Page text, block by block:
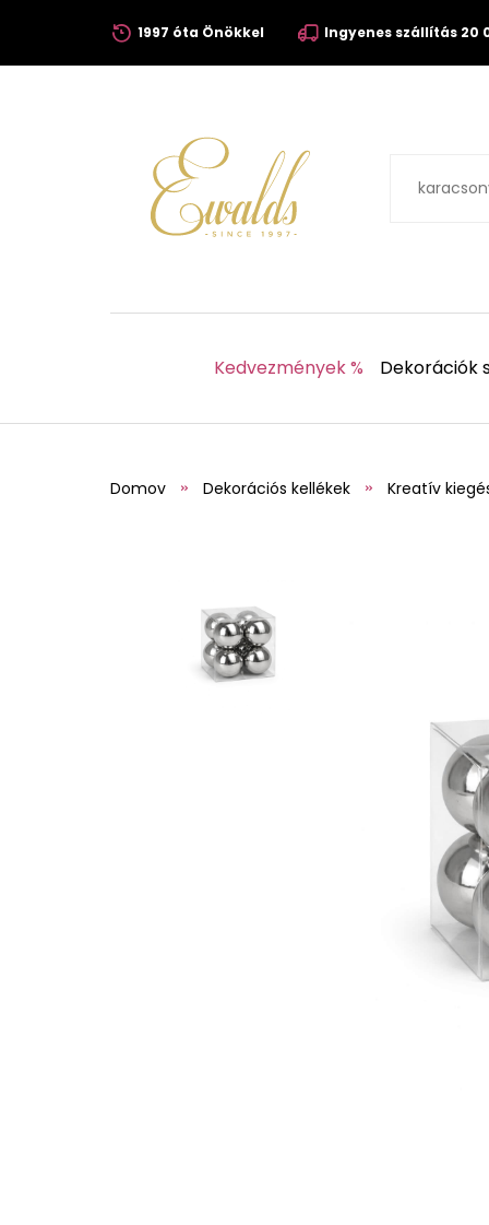
1997 óta Önökkel Ingyenes szállítás 20
Kedvezmények % Dekorációk
Domov Dekorációs kellékek Kreatív